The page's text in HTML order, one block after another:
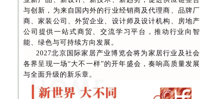
与创新，为来自国内外的行业经销商及代理商、品牌厂
商、家装公司、外贸企业、设计师及设计机构、房地产
公司提供一站式商贸、交流学习平台，推动行业向智
能、绿色与可持续方向发展。
2027北京国际家居产业博览会将为家居行业及社会
各界呈现一场“大不一样”的开年盛会，奏响高质量发展
与全面升级的新乐章。